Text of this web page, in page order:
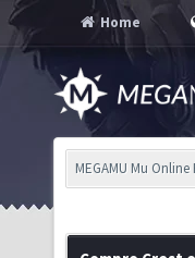
Home
MEGAMU Mu